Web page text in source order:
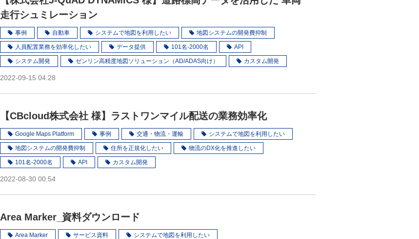
走行シュミレーション
事例 自動車 システムで地図を利用したい 地図システムの開発費抑制
人員配置業務を効率化したい データ提供 101名-2000名 API
システム開発 ゼンリン高精度地図ソリューション（AD/ADAS向け） カスタム開発
2022-09-15 04:28
【CBcloud株式会社 様】ラストワンマイル配送の業務効率化
Google Maps Platform 事例 交通・物流・運輸 システムで地図を利用したい
地図システムの開発費抑制 住所を正規化したい 物流のDX化を推進したい
101名-2000名 API カスタム開発
2022-08-30 00:54
Area Marker_資料ダウンロード
Area Marker サービス資料 システムで地図を利用したい